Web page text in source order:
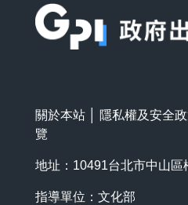
關於本站 隱私權及安全
覽
地址：10491台北市中山區
指導單位：文化部